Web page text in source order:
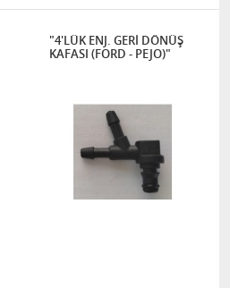
"4'LÜK ENJ. GERİ DÖNÜŞ
KAFASI (FORD - PEJO)"